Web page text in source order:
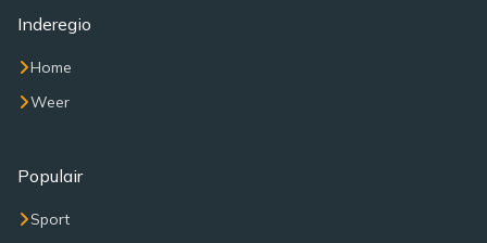
Inderegio
Home
Weer
Populair
Sport